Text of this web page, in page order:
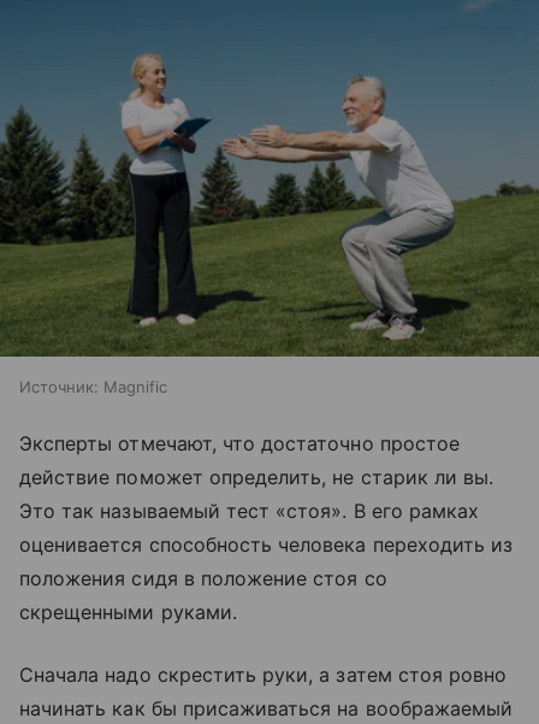
Источник: Magnific
Эксперты отмечают, что достаточно простое
действие поможет определить, не старик ли вы.
Это так называемый тест «стоя». В его рамках
оценивается способность человека переходить из
положения сидя в положение стоя со
скрещенными руками.
Сначала надо скрестить руки, а затем стоя ровно
начинать как бы присаживаться на воображаемый